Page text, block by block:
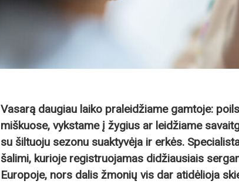
Vasarą daugiau laiko praleidžiame gamtoje:
miškuose, vykstame į žygius ar leidžiame
su šiltuoju sezonu suaktyvėja ir erkės.
šalimi, kurioje registruojamas didžiausiais
Europoje, nors dalis žmonių vis dar atidėlioja